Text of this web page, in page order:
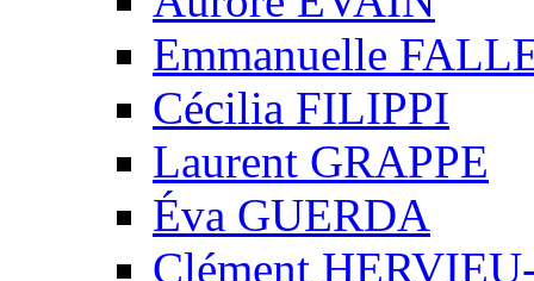
Emmanuelle
Cécilia FILIPPI
Laurent GRAPPE
Éva GUERDA
Clément